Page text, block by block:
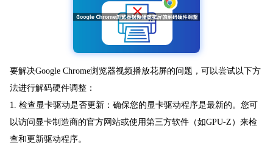
要解决Google Chrome浏览器视频播放花屏的问题，可以尝试以下方
法进行解码硬件调整：
1. 检查显卡驱动是否更新：确保您的显卡驱动程序是最新的。您可
以访问显卡制造商的官方网站或使用第三方软件（如GPU-Z）来检
查和更新驱动程序。